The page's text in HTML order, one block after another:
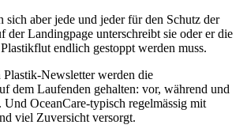
sich aber jede und jeder für den Schutz der
der Landingpage unterschreibt sie oder er die
endlich gestoppt werden muss.
Plastik-Newsletter werden die
dem Laufenden gehalten: vor, während und
OceanCare-typisch regelmässig mit
viel Zuversicht versorgt.